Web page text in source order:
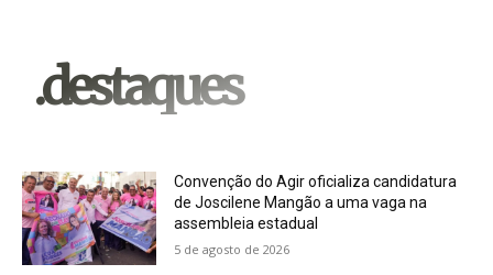
.destaques
Convenção do Agir oficializa candidatura
de Joscilene Mangão a uma vaga na
assembleia estadual
5 de agosto de 2026